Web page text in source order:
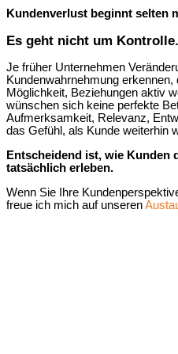
Kundenverlust beginnt selten
Es geht nicht um
Je früher Unternehmen
Kundenwahrnehmung
Möglichkeit, Beziehungen aktiv
wünschen sich keine perfekte
Aufmerksamkeit, Relevanz,
das Gefühl, als Kunde weiterhin
Entscheidend ist, wie Kunden
tatsächlich erleben.
Wenn Sie Ihre
freue ich mich auf unseren